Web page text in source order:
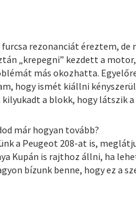
furcsa rezonanciát éreztem,
„krepegni” kezdett a
más okozhatta.
hogy ismét kiállni
a blokk, hogy látszik
már hogyan tovább?
a Peugeot 208-at is,
Kupán is rajthoz állni, ha
bízunk benne, hogy ez a